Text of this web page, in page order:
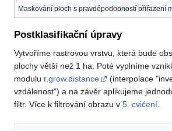
Maskování ploch s pravděpodobností přiřazení
Postklasifikační úpravy
Vytvoříme rastrovou vrstvu, která bude
plochy větší než 1 ha. Poté vyplníme
modulu r.grow.distance
(interpolace
vzdálenost") a na závěr aplikujeme
filtr. Více k filtrování obrazu v 5. cvičení